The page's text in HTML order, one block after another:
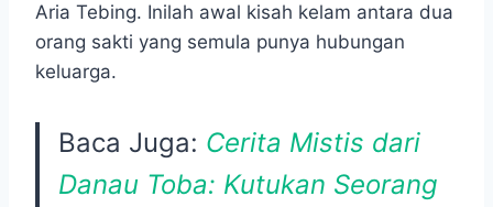
Aria Tebing. Inilah awal kisah kelam antara dua
orang sakti yang semula punya hubungan
keluarga.
Baca Juga: Cerita Mistis dari
Danau Toba: Kutukan Seorang